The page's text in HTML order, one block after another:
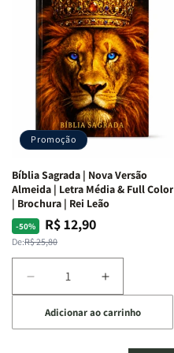
Mulheres
da
Bíblia
Isabelle
S.
Alves
Mulheres
da
Bíblia
|
Isabelle
S.
Alves
Promoção
Bíblia Sagrada | Nova Versão
Almeida | Letra Média & Full Color
| Brochura | Rei Leão
-50%
Preço
normal
De:R$ 25,80
Preço
promocional
R$ 12,90
Diminuir
a
quantidade
de
Aumentar
a
quantidade
de
Bíblia
Adicionar ao carrinho